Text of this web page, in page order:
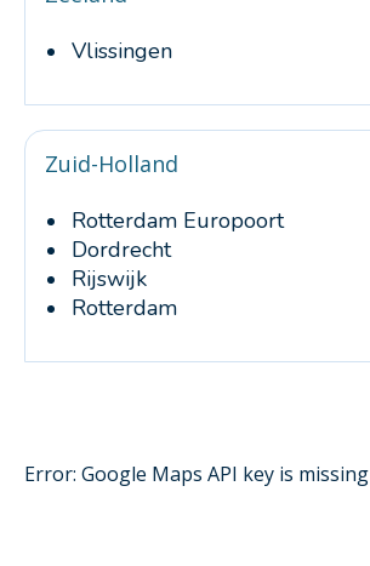
Vlissingen
Zuid-Holland
Rotterdam Europoort
Dordrecht
Rijswijk
Rotterdam
Error: Google Maps API key is missing